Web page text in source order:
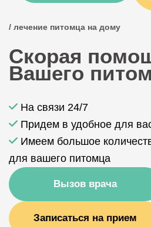
/ лечение питомца на дому
Скорая
Вашего
На связи 24/7
Придем в удобное для
Имеем большое
для вашего питомца
Вызов врача
Записаться на прием